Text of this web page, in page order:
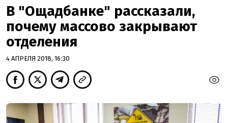
В "Ощадбанке" рассказали,
почему массово закрывают
отделения
4 АПРЕЛЯ 2018, 16:30